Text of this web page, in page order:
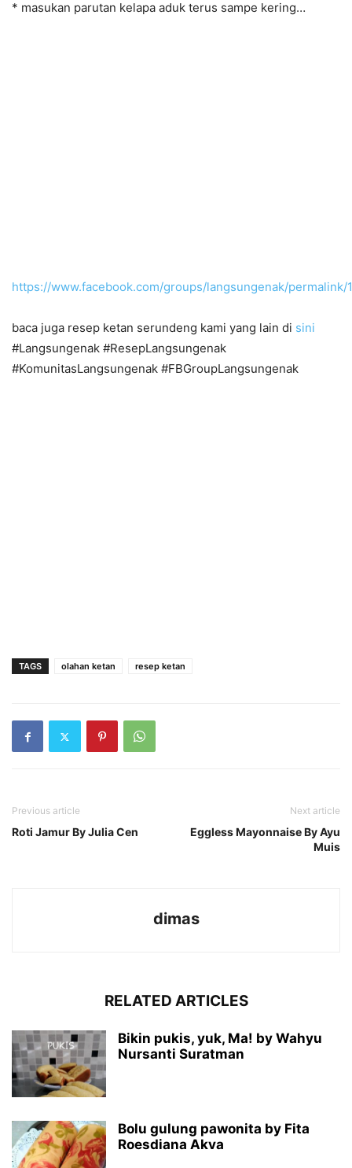
* masukan parutan kelapa aduk terus sampe kering…
https://www.facebook.com/groups/langsungenak/
baca juga resep ketan serundeng kami yang lain di sini
#Langsungenak #ResepLangsungenak
#KomunitasLangsungenak #FBGroupLangsungenak
TAGS olahan ketan resep ketan
Previous article
Roti Jamur By Julia Cen
Next article
Eggless Mayonnaise By Ayu
Muis
dimas
RELATED ARTICLES
Bikin pukis, yuk, Ma! by Wahyu
Nursanti Suratman
Bolu gulung pawonita by Fita
Roesdiana Akva